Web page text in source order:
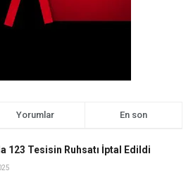
Yorumlar En son
123 Tesisin Ruhsatı İptal Edildi